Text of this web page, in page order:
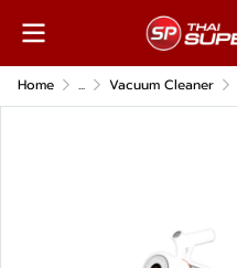
Home ... Vacuum Cleaner